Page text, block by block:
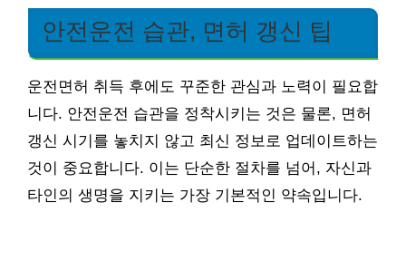
안전운전 습관, 면허 갱신 팁
운전면허 취득 후에도 꾸준한 관심과 노력이 필요합
니다. 안전운전 습관을 정착시키는 것은 물론, 면허
갱신 시기를 놓치지 않고 최신 정보로 업데이트하는
것이 중요합니다. 이는 단순한 절차를 넘어, 자신과
타인의 생명을 지키는 가장 기본적인 약속입니다.